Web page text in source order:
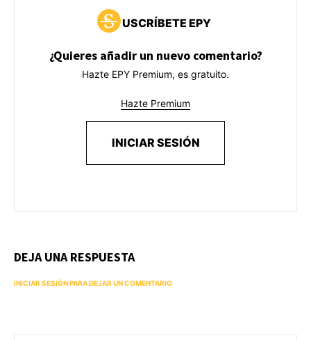
USCRÍBETE EPY
¿Quieres añadir un nuevo comentario?
Hazte EPY Premium, es gratuito.
Hazte Premium
INICIAR SESIÓN
DEJA UNA RESPUESTA
INICIAR SESIÓN PARA DEJAR UN COMENTARIO